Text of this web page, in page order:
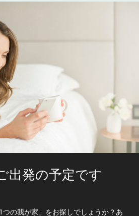
出発の予定です
の我が家」をお探しでしょうか？あ